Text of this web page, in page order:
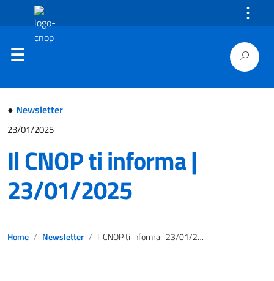
⋮
● Newsletter
23/01/2025
Il CNOP ti informa |
23/01/2025
Home Newsletter Il CNOP ti informa | 23/01/2025